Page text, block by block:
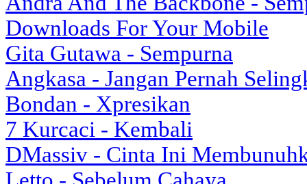
Downloads For Your Mobile
Gita Gutawa - Sempurna
Angkasa - Jangan Pernah
Bondan - Xpresikan
7 Kurcaci - Kembali
DMassiv - Cinta Ini